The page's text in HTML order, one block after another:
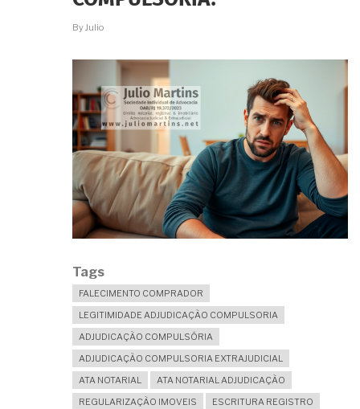
ADJUDICAÇÃO
ByJulio
Tags
FALECIMENTO COMPRADOR
LEGITIMIDADE ADJUDICAÇÃO COMPULSORIA
ADJUDICAÇÃO COMPULSÓRIA
ADJUDICAÇÃO COMPULSORIA EXTRAJUDICIAL
ATA NOTARIAL
ATA NOTARIAL ADJUDICAÇÃO
REGULARIZAÇÃO IMOVEIS
ESCRITURA REGISTRO